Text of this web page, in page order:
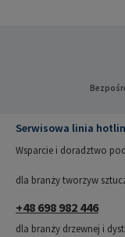
Serwisowa linia
Wsparcie i doradztwo
dla branży tworzyw
+48 698 982 446
dla branży drzewnej i